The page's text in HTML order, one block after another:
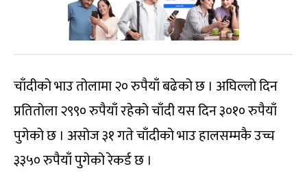
चाँदीको भाउ तोलामा २० रुपैयाँ बढेको छ । अघिल्लो दिन
प्रतितोला २९९० रुपैयाँ रहेको चाँदी यस दिन ३०१० रुपैयाँ
पुगेको छ । असोज ३१ गते चाँदीको भाउ हालसम्मकै उच्च
३३५० रुपैयाँ पुगेको रेकर्ड छ ।